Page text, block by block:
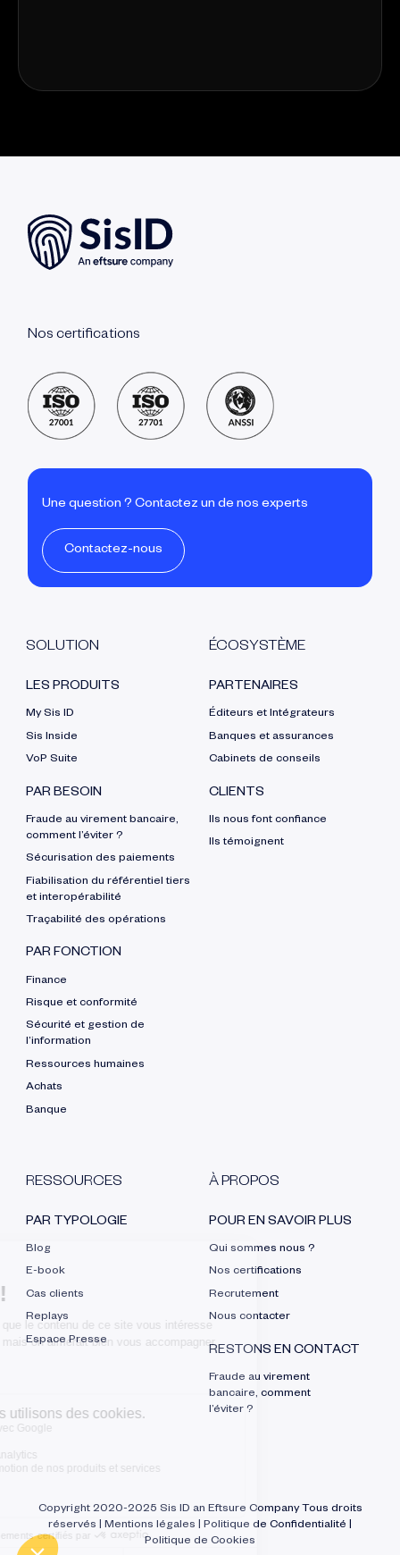
Nos certifications
Une question ? Contactez un de nos experts
Contactez-nous
SOLUTION
LES PRODUITS
My Sis ID
Sis Inside
VoP Suite
PAR BESOIN
Fraude au virement bancaire,
comment l’éviter ?
Sécurisation des paiements
Fiabilisation du référentiel tiers
et interopérabilité
Traçabilité des opérations
PAR FONCTION
Finance
Risque et conformité
Sécurité et gestion de
l’information
Ressources humaines
Achats
Banque
ÉCOSYSTÈME
PARTENAIRES
Éditeurs et Intégrateurs
Banques et assurances
Cabinets de conseils
CLIENTS
Ils nous font confiance
Ils témoignent
RESSOURCES
PAR TYPOLOGIE
Blog
E-book
Cas clients
Replays
Espace Presse
À PROPOS
POUR EN SAVOIR PLUS
Qui sommes nous ?
Nos certifications
Recrutement
Nous contacter
RESTONS EN CONTACT
Fraude au virement
bancaire, comment
l’éviter ?
Copyright 2020-2025 Sis ID an Eftsure Company Tous droits
réservés
Mentions légales Politique de Confidentialité
Politique de Cookies